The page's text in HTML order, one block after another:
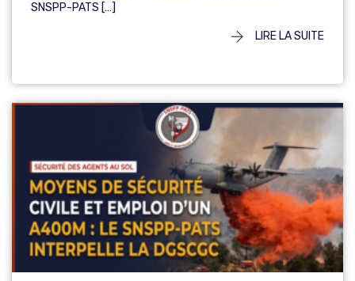
SNSPP-PATS […]
LIRE LA SUITE